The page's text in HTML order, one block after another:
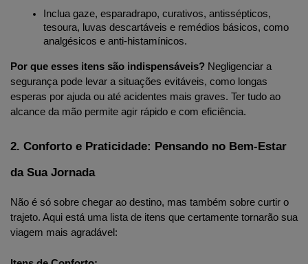
Inclua gaze, esparadrapo, curativos, antissépticos,
tesoura, luvas descartáveis e remédios básicos, como
analgésicos e anti-histamínicos.
Por que esses itens são indispensáveis? Negligenciar a
segurança pode levar a situações evitáveis, como longas
esperas por ajuda ou até acidentes mais graves. Ter tudo ao
alcance da mão permite agir rápido e com eficiência.
2. Conforto e Praticidade: Pensando no Bem-Estar
da Sua Jornada
Não é só sobre chegar ao destino, mas também sobre curtir o
trajeto. Aqui está uma lista de itens que certamente tornarão sua
viagem mais agradável: